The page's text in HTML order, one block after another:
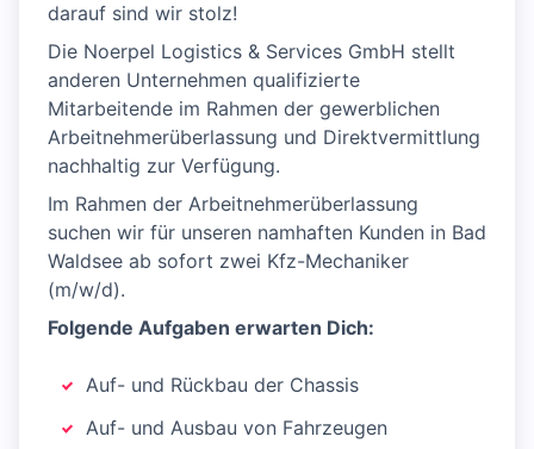
darauf sind wir stolz!
Die Noerpel Logistics & Services GmbH stellt
anderen Unternehmen qualifizierte
Mitarbeitende im Rahmen der gewerblichen
Arbeitnehmerüberlassung und Direktvermittlung
nachhaltig zur Verfügung.
Im Rahmen der Arbeitnehmerüberlassung
suchen wir für unseren namhaften Kunden in Bad
Waldsee ab sofort zwei Kfz-Mechaniker
(m/w/d).
Folgende Aufgaben erwarten Dich:
Auf- und Rückbau der Chassis
Auf- und Ausbau von Fahrzeugen